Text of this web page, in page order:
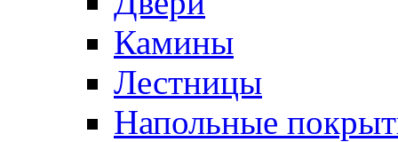
Камины
Лестницы
Напольные